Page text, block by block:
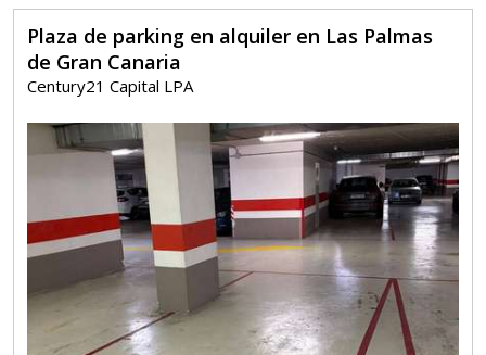
Plaza de parking en alquiler en Las Palmas
de Gran Canaria
Century21 Capital LPA